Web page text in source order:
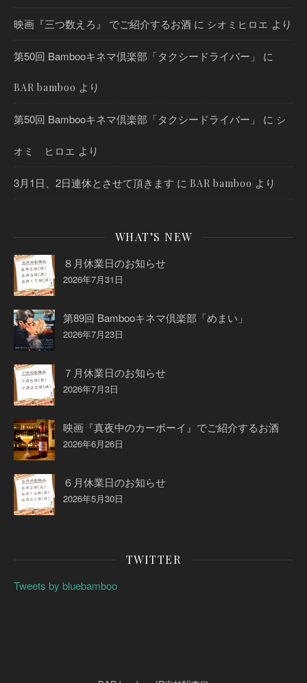
映画『三つ数えろ』 でご紹介するお酒 に シオミヒロエ より
第50回 Bambooキネマ倶楽部「タクシードライバー」 に
BAR bamboo より
第50回 Bambooキネマ倶楽部「タクシードライバー」 に シ
オミ ヒロエ より
3月1日、2日連休とさせて頂きます に BAR bamboo より
WHAT’S NEW
８月休業日のお知らせ
2026年7月31日
第89回 Bambooキネマ倶楽部「めまい」
2026年7月23日
７月休業日のお知らせ
2026年7月3日
映画『真夜中のカーボーイ』でご紹介するお酒
2026年6月26日
６月休業日のお知らせ
2026年5月30日
TWITTER
Tweets by bluebamboo